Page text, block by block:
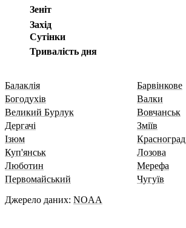
Зеніт
Захід
Сутінки
Тривалість дня
Балаклія
Барвінкове
Богодухів
Валки
Великий Бурлук
Вовчанськ
Дергачі
Зміїв
Ізюм
Красноград
Куп'янськ
Лозова
Люботин
Мерефа
Первомайський
Чугуїв
Джерело даних: NOAA